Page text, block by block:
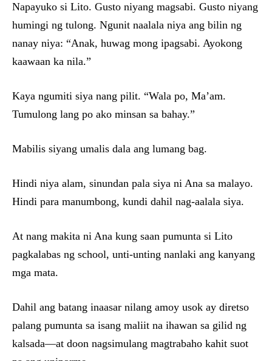
Napayuko si Lito. Gusto niyang magsabi. Gusto niyang
humingi ng tulong. Ngunit naalala niya ang bilin ng
nanay niya: “Anak, huwag mong ipagsabi. Ayokong
kaawaan ka nila.”
Kaya ngumiti siya nang pilit. “Wala po, Ma’am.
Tumulong lang po ako minsan sa bahay.”
Mabilis siyang umalis dala ang lumang bag.
Hindi niya alam, sinundan pala siya ni Ana sa malayo.
Hindi para manumbong, kundi dahil nag-aalala siya.
At nang makita ni Ana kung saan pumunta si Lito
pagkalabas ng school, unti-unting nanlaki ang kanyang
mga mata.
Dahil ang batang inaasar nilang amoy usok ay diretso
palang pumunta sa isang maliit na ihawan sa gilid ng
kalsada—at doon nagsimulang magtrabaho kahit suot